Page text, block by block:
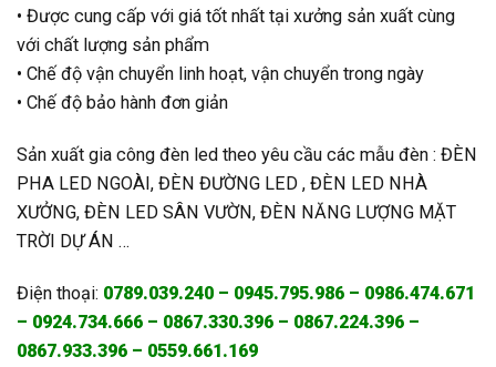
• Được cung cấp với giá tốt nhất tại xưởng sản xuất cùng
với chất lượng sản phẩm
• Chế độ vận chuyển linh hoạt, vận chuyển trong ngày
• Chế độ bảo hành đơn giản
Sản xuất gia công đèn led theo yêu cầu các mẫu đèn : ĐÈN
PHA LED NGOÀI, ĐÈN ĐƯỜNG LED , ĐÈN LED NHÀ
XƯỞNG, ĐÈN LED SÂN VƯỜN, ĐÈN NĂNG LƯỢNG MẶT
TRỜI DỰ ÁN …
Điện thoại: 0789.039.240 – 0945.795.986 – 0986.474.671
– 0924.734.666 – 0867.330.396 – 0867.224.396 –
0867.933.396 – 0559.661.169